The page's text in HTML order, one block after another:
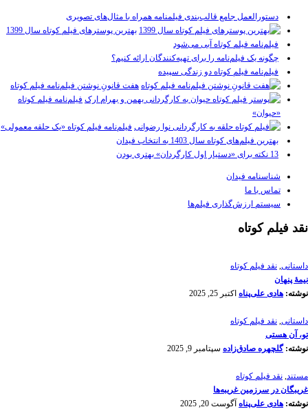
دستورالعمل جامع قالب‌بندی فیلمنامه همراه با مثال‌های تصویری
بهترین پوسترهای فیلم کوتاه سال 1399
فیلم‌نامه فیلم کوتاه آبی می‌شود
چگونه یک فیلم‌نامه را برای تهیه‌کنندگان ارائه کنیم؟
فیلم‌نامه فیلم کوتاه دو زندگی سپیده
هفت قانونِ نوشتن فیلم‌نامه فیلم کوتاه
فیلم‌نامه فیلم کوتاه
«حیوان»
فیلم‌نامه فیلم کوتاه «یک حلقه معمولی»
بهترین فیلم‌های کوتاه سال 1403 به انتخاب فیدان
13 نکته برای «دستیار اول کارگردان» بهتری بودن
شناسنامه فیدان
تماس با ما
سیستم ارزش‌گذاری فیلم‌ها
نقد فیلم کوتاه
داستانی نقد فیلم کوتاه
نیمۀ پنهان
نوشته: هادی علی‌پناه اکتبر 25, 2025
داستانی نقد فیلم کوتاه
تو، آن هستی
نوشته:گلچهره صادق‌زاده سپتامبر 9, 2025
مستند نقد فیلم کوتاه
غریبگان در سرزمین غریبه‌ها
نوشته: هادی علی‌پناه آگوست 20, 2025